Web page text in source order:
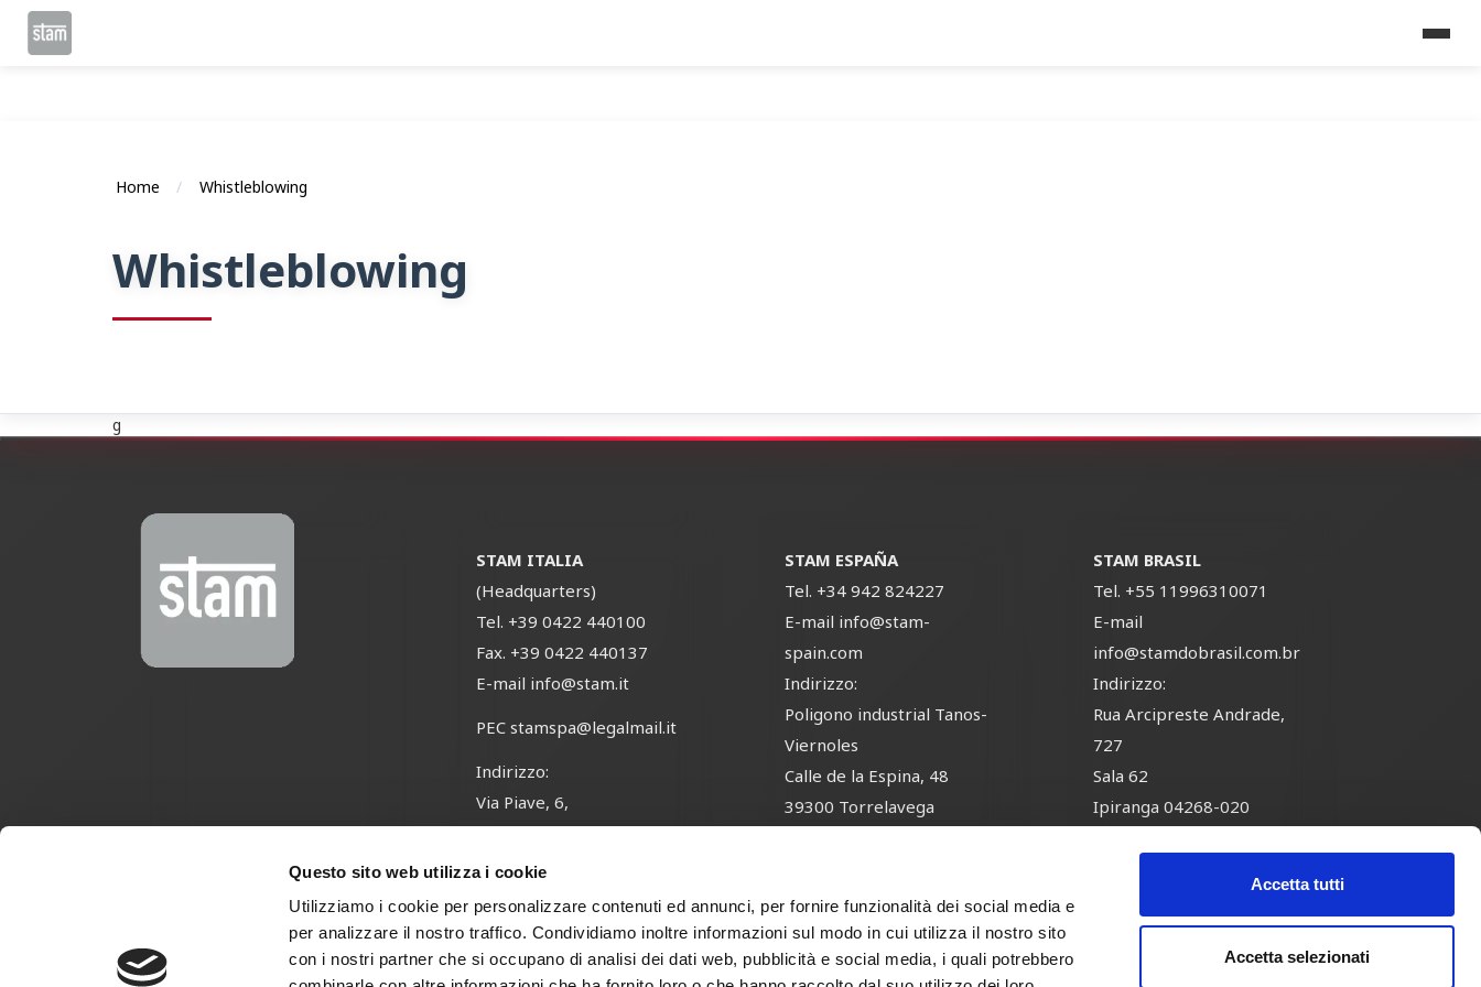
Questo sito web utilizza i cookie
Utilizziamo i cookie per personalizzare contenuti ed annunci, per fornire funzionalità dei social media e
per analizzare il nostro traffico. Condividiamo inoltre informazioni sul modo in cui utilizza il nostro sito
con i nostri partner che si occupano di analisi dei dati web, pubblicità e social media, i quali potrebbero
Accetta tutti
Accetta selezionati
Home Whistleblowing
Whistleblowing
g
STAM ITALIA
(Headquarters)
Tel. +39 0422 440100
Fax. +39 0422 440137
E-mail info@stam.it
PECstamspa@legalmail.it
Indirizzo:
Via Piave, 6,
31050 Ponzano Veneto,
Treviso, Italia
STAM ESPAÑA
Tel. +34 942 824227
E-mail info@stam-
spain.com
Indirizzo:
Poligono industrial Tanos-
Viernoles
Calle de la Espina, 48
39300 Torrelavega
STAM BRASIL
Tel. +55 11996310071
E-mail
info@stamdobrasil.com.br
Indirizzo:
Rua Arcipreste Andrade,
727
Sala 62
Ipiranga 04268-020
Area RiservataPrivacy PolicyWhistleblowing PolicyCodice EticoTrasparenza – L. 124/2017 Politica Ambientale